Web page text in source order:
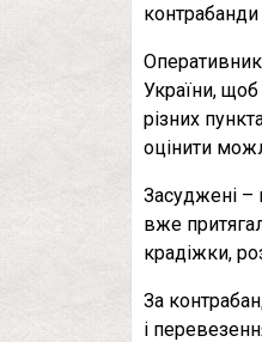
контрабанди
України,
різних
оцінити
Засуджені –
вже
крадіжки,
За
і